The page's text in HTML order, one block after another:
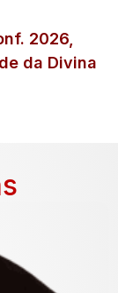
2026,
da Divina